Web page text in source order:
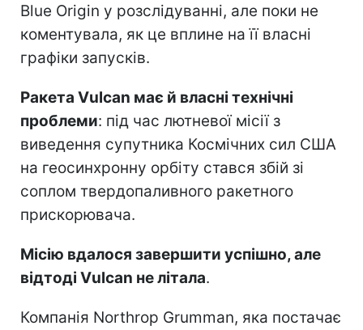
Blue Origin у розслідуванні, але поки не
коментувала, як це вплине на її власні
графіки запусків.
Ракета Vulcan має й власні технічні
проблеми: під час лютневої місії з
виведення супутника Космічних сил США
на геосинхронну орбіту стався збій зі
соплом твердопаливного ракетного
прискорювача.
Місію вдалося завершити успішно, але
відтоді Vulcan не літала.
Компанія Northrop Grumman, яка постачає